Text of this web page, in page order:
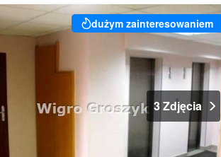
dużym zainteresowaniem
3 Zdjęcia